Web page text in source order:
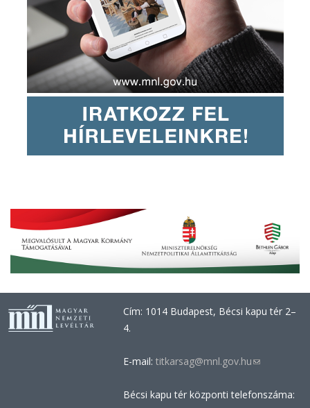
Cím: 1014 Budapest, Bécsi kapu tér 2–
4.
E-mail: titkarsag@mnl.gov.hu(link
e-
Bécsi kapu tér központi telefonszáma: